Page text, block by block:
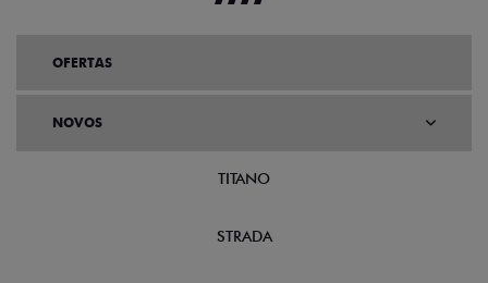
OFERTAS
NOVOS
TITANO
STRADA